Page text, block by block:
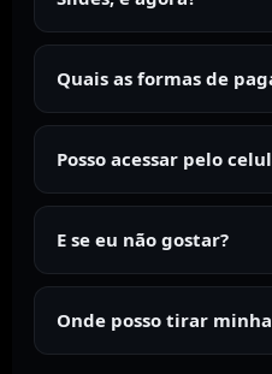
Quais as formas de
Posso acessar pelo
E se eu não gostar?
Onde posso tirar